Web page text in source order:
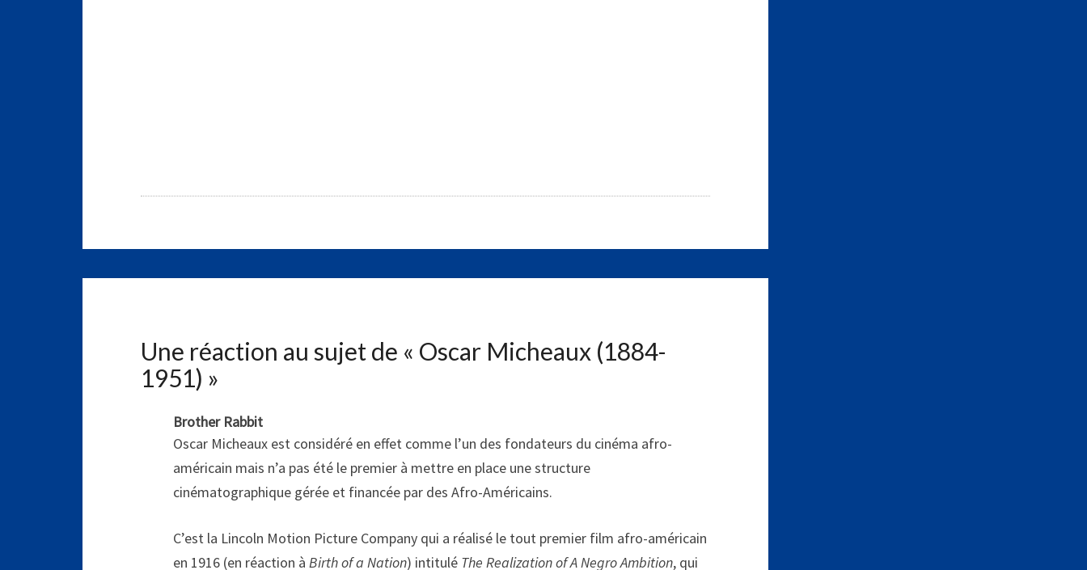
Une réaction au sujet de « Oscar Micheaux (1884-
1951) »
Brother Rabbit
Oscar Micheaux est considéré en effet comme l’un des fondateurs du cinéma afro-
américain mais n’a pas été le premier à mettre en place une structure
cinématographique gérée et financée par des Afro-Américains.
C’est la Lincoln Motion Picture Company qui a réalisé le tout premier film afro-américain
en 1916 (en réaction à Birth of a Nation) intitulé The Realization of A Negro Ambition, qui